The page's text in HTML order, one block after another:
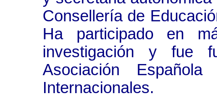
Consellería de
Ha participado en
investigación y fue
Asociación
Internacionales.